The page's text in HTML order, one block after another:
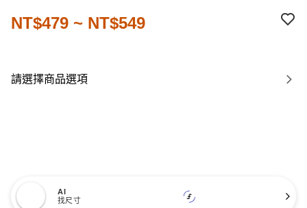
NT$479 ~ NT$549
請選擇商品選項
AI
找尺寸